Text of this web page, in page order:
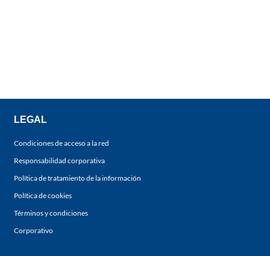
LEGAL
Condiciones de acceso a la red
Responsabilidad corporativa
Política de tratamiento de la información
Política de cookies
Términos y condiciones
Corporativo